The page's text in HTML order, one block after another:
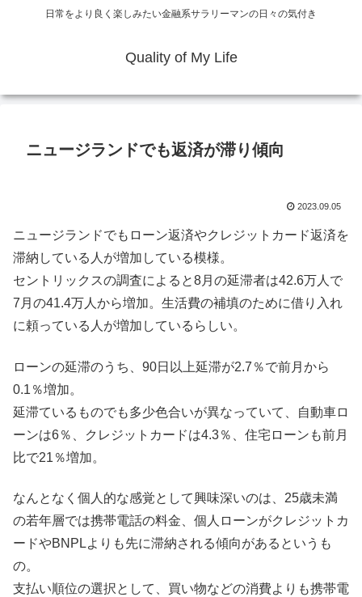
日常をより良く楽しみたい金融系サラリーマンの日々の気付き
Quality of My Life
ニュージランドでも返済が滞り傾向
2023.09.05
ニュージランドでもローン返済やクレジットカード返済を
滞納している人が増加している模様。
セントリックスの調査によると8月の延滞者は42.6万人で
7月の41.4万人から増加。生活費の補填のために借り入れ
に頼っている人が増加しているらしい。
ローンの延滞のうち、90日以上延滞が2.7％で前月から
0.1％増加。
延滞ているものでも多少色合いが異なっていて、自動車ロ
ーンは6％、クレジットカードは4.3％、住宅ローンも前月
比で21％増加。
なんとなく個人的な感覚として興味深いのは、25歳未満
の若年層では携帯電話の料金、個人ローンがクレジットカ
ードやBNPLよりも先に滞納される傾向があるというも
の。
支払い順位の選択として、買い物などの消費よりも携帯電